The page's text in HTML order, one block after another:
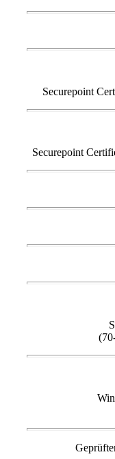
Securepoint
Securepoint